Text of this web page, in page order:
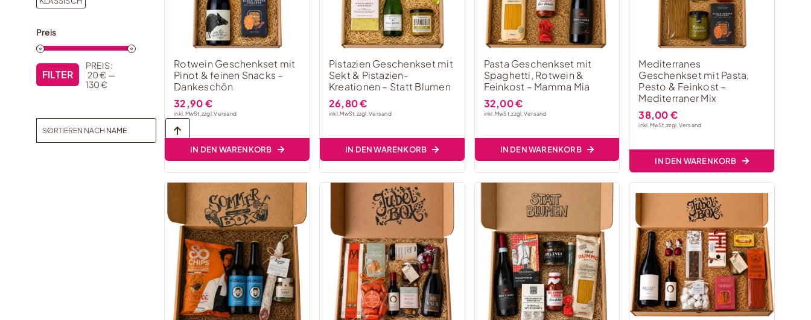
Preis
Min.
Max.
FILTER
PREIS:
20 € —
130 €
SORTIEREN NACH NAME
Rotwein Geschenkset mit
Pinot & feinen Snacks –
Dankeschön
32,90€
inkl. MwSt, zzgl.Versand
IN DEN WARENKORB
Pistazien Geschenkset mit
Sekt & Pistazien-
Kreationen – Statt Blumen
26,80€
inkl. MwSt, zzgl.Versand
IN DEN WARENKORB
Pasta Geschenkset mit
Spaghetti, Rotwein &
Feinkost – Mamma Mia
32,00€
inkl. MwSt, zzgl.Versand
IN DEN WARENKORB
Mediterranes
Geschenkset mit Pasta,
Pesto & Feinkost –
Mediterraner Mix
38,00€
inkl. MwSt, zzgl.Versand
IN DEN WARENKORB